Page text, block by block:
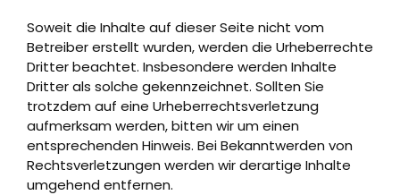
Soweit die Inhalte auf dieser Seite nicht vom
Betreiber erstellt wurden, werden die Urheberrechte
Dritter beachtet. Insbesondere werden Inhalte
Dritter als solche gekennzeichnet. Sollten Sie
trotzdem auf eine Urheberrechtsverletzung
aufmerksam werden, bitten wir um einen
entsprechenden Hinweis. Bei Bekanntwerden von
Rechtsverletzungen werden wir derartige Inhalte
umgehend entfernen.